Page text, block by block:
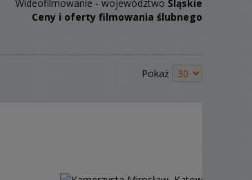
Wideofilmowanie - województwo Śląskie
Ceny i oferty filmowania ślubnego
Pokaż